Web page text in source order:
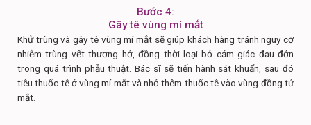
Bước 4:
Gây tê vùng mí mắt
Khử trùng và gây tê vùng mí mắt sẽ giúp khách hàng tránh nguy cơ
nhiễm trùng vết thương hở, đồng thời loại bỏ cảm giác đau đớn
trong quá trình phẫu thuật. Bác sĩ sẽ tiến hành sát khuẩn, sau đó
tiêu thuốc tê ở vùng mí mắt và nhỏ thêm thuốc tê vào vùng đồng tử
mắt.